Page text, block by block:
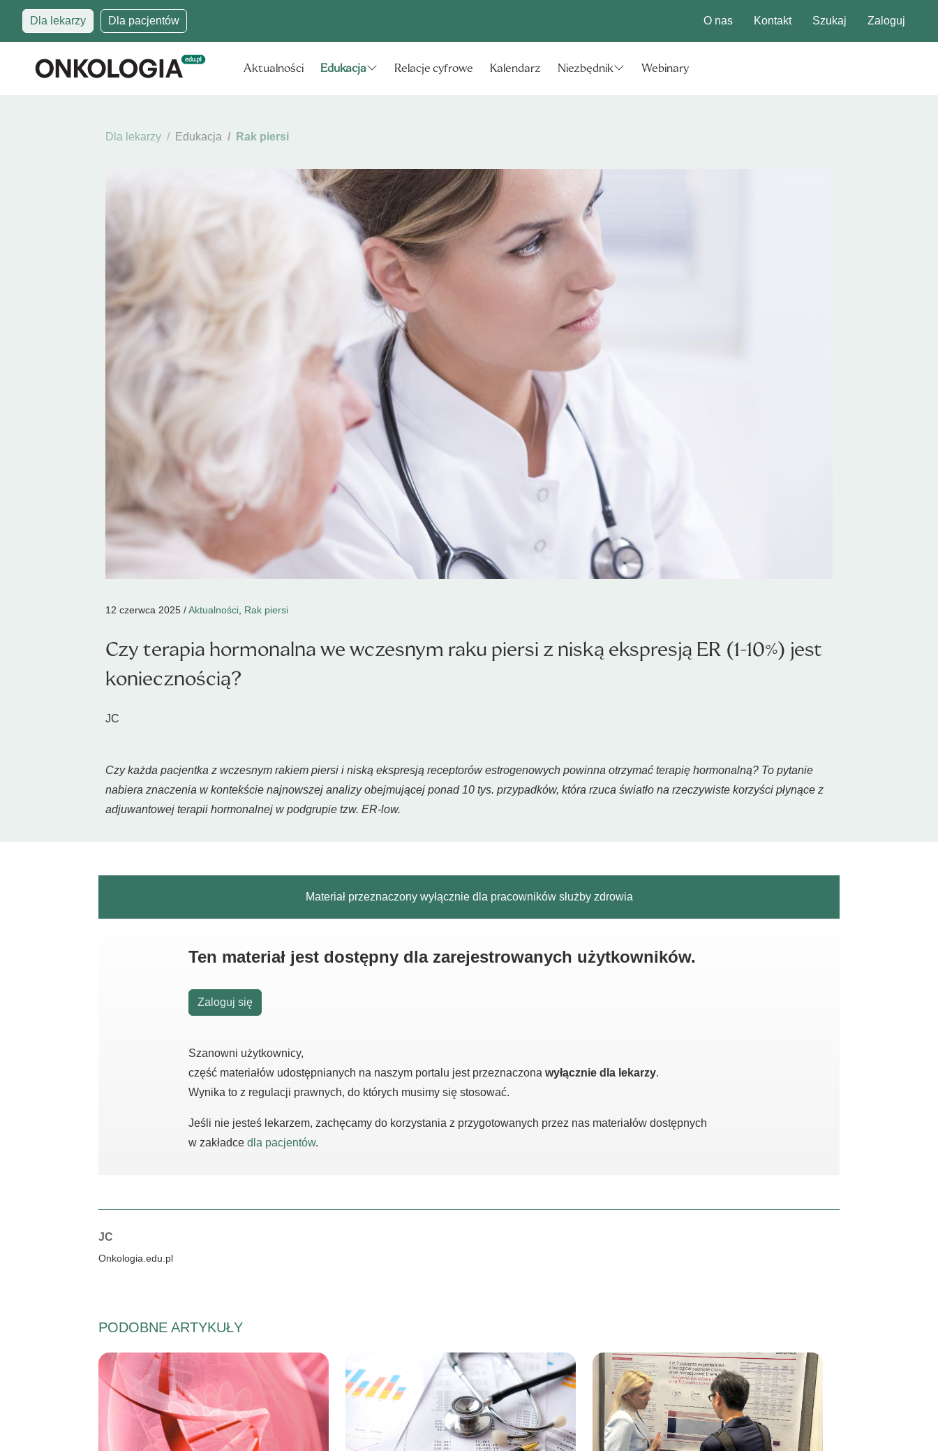
Dla lekarzy Dla pacjentów O nas Kontakt Szukaj Zaloguj
Aktualności Edukacja Relacje cyfrowe Kalendarz Niezbędnik Webinary
Dla lekarzy Edukacja Rak piersi
12 czerwca 2025 /Aktualności, Rak piersi
Czy terapia hormonalna we wczesnym raku piersi z niską ekspresją ER (1-10%) jest
koniecznością?
JC
Czy każda pacjentka z wczesnym rakiem piersi i niską ekspresją receptorów estrogenowych powinna otrzymać terapię hormonalną? To pytanie
nabiera znaczenia w kontekście najnowszej analizy obejmującej ponad 10 tys. przypadków, która rzuca światło na rzeczywiste korzyści płynące z
adjuwantowej terapii hormonalnej w podgrupie tzw. ER-low.
Materiał przeznaczony wyłącznie dla pracowników służby zdrowia
Ten materiał jest dostępny dla zarejestrowanych użytkowników.
Zaloguj się
Szanowni użytkownicy,
część materiałów udostępnianych na naszym portalu jest przeznaczona wyłącznie dla lekarzy.
Wynika to z regulacji prawnych, do których musimy się stosować.
Jeśli nie jesteś lekarzem, zachęcamy do korzystania z przygotowanych przez nas materiałów dostępnych
w zakładce dla pacjentów.
Autorzy:
JC
Onkologia.edu.pl
PODOBNE ARTYKUŁY